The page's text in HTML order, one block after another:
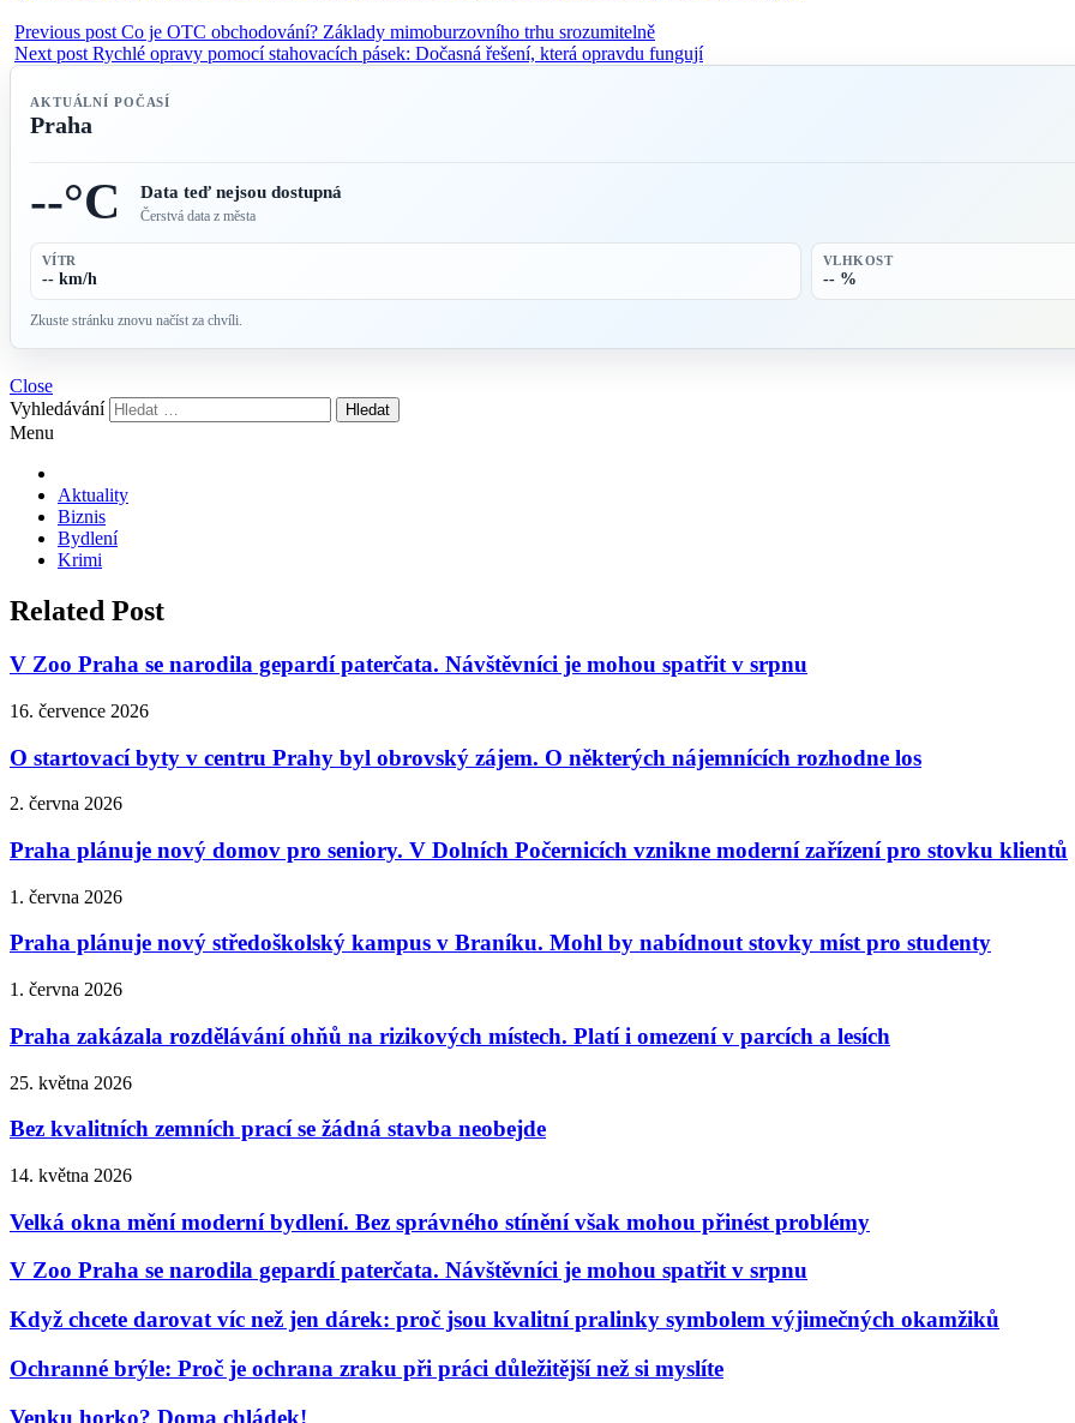
Previous post Co je OTC obchodování? Základy mimoburzovního trhu srozumitelně
Next post Rychlé opravy pomocí stahovacích pásek: Dočasná řešení, která opravdu fungují
AKTUÁLNÍ POČASÍ
Praha
--°C Data teď nejsou dostupná
Čerstvá data z města
VÍTR
-- km/h
VLHKOST
-- %
Zkuste stránku znovu načíst za chvíli.
Close
Vyhledávání
Menu
Aktuality
Biznis
Bydlení
Krimi
Related Post
V Zoo Praha se narodila gepardí paterčata. Návštěvníci je mohou spatřit v srpnu
16. července 2026
O startovací byty v centru Prahy byl obrovský zájem. O některých nájemnících rozhodne los
2. června 2026
Praha plánuje nový domov pro seniory. V Dolních Počernicích vznikne moderní zařízení pro stovku klientů
1. června 2026
Praha plánuje nový středoškolský kampus v Braníku. Mohl by nabídnout stovky míst pro studenty
1. června 2026
Praha zakázala rozdělávání ohňů na rizikových místech. Platí i omezení v parcích a lesích
25. května 2026
Bez kvalitních zemních prací se žádná stavba neobejde
14. května 2026
Velká okna mění moderní bydlení. Bez správného stínění však mohou přinést problémy
V Zoo Praha se narodila gepardí paterčata. Návštěvníci je mohou spatřit v srpnu
Když chcete darovat víc než jen dárek: proč jsou kvalitní pralinky symbolem výjimečných okamžiků
Ochranné brýle: Proč je ochrana zraku při práci důležitější než si myslíte
Venku horko? Doma chládek!